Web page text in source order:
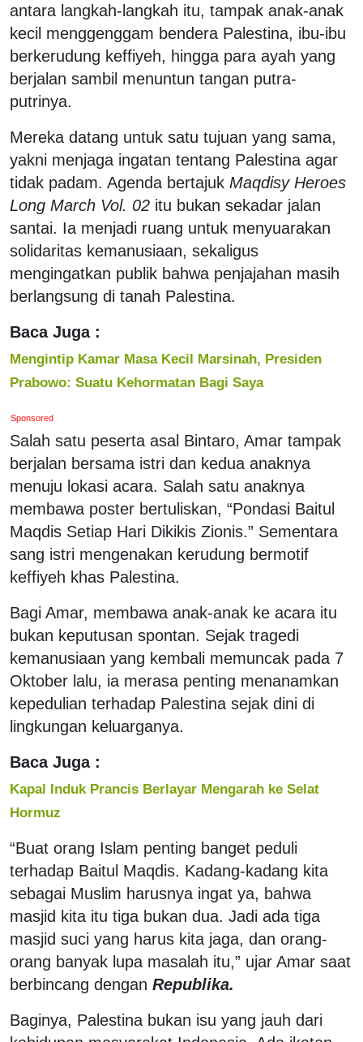
antara langkah-langkah itu, tampak anak-anak
kecil menggenggam bendera Palestina, ibu-ibu
berkerudung keffiyeh, hingga para ayah yang
berjalan sambil menuntun tangan putra-
putrinya.
Mereka datang untuk satu tujuan yang sama,
yakni menjaga ingatan tentang Palestina agar
tidak padam. Agenda bertajuk Maqdisy Heroes
Long March Vol. 02 itu bukan sekadar jalan
santai. Ia menjadi ruang untuk menyuarakan
solidaritas kemanusiaan, sekaligus
mengingatkan publik bahwa penjajahan masih
berlangsung di tanah Palestina.
Baca Juga :
Mengintip Kamar Masa Kecil Marsinah, Presiden
Prabowo: Suatu Kehormatan Bagi Saya
Sponsored
Salah satu peserta asal Bintaro, Amar tampak
berjalan bersama istri dan kedua anaknya
menuju lokasi acara. Salah satu anaknya
membawa poster bertuliskan, “Pondasi Baitul
Maqdis Setiap Hari Dikikis Zionis.” Sementara
sang istri mengenakan kerudung bermotif
keffiyeh khas Palestina.
Bagi Amar, membawa anak-anak ke acara itu
bukan keputusan spontan. Sejak tragedi
kemanusiaan yang kembali memuncak pada 7
Oktober lalu, ia merasa penting menanamkan
kepedulian terhadap Palestina sejak dini di
lingkungan keluarganya.
Baca Juga :
Kapal Induk Prancis Berlayar Mengarah ke Selat
Hormuz
“Buat orang Islam penting banget peduli
terhadap Baitul Maqdis. Kadang-kadang kita
sebagai Muslim harusnya ingat ya, bahwa
masjid kita itu tiga bukan dua. Jadi ada tiga
masjid suci yang harus kita jaga, dan orang-
orang banyak lupa masalah itu,” ujar Amar saat
berbincang dengan Republika.
Baginya, Palestina bukan isu yang jauh dari